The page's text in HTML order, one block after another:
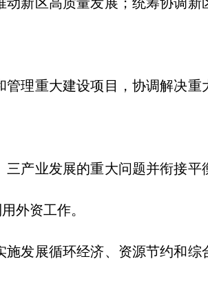
理重大建设项目，协调解决重
产业发展的重大问题并衔接平
外资工作。
发展循环经济、资源节约和综